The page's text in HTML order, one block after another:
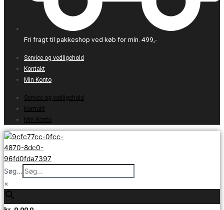
Fri fragt til pakkeshop ved køb for min. 499,-
Service og vedligehold
Kontakt
Min Konto
Service og vedligehold
Kontakt
Min Konto
Søg...
×